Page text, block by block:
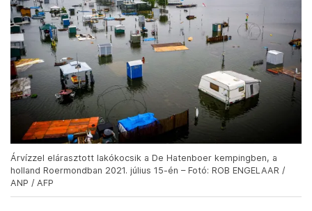
Árvízzel elárasztott lakókocsik a De Hatenboer kempingben, a
holland Roermondban 2021. július 15-én – Fotó: ROB ENGELAAR /
ANP / AFP